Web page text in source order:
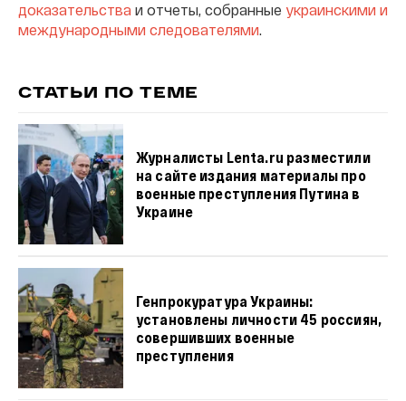
доказательства и отчеты, собранные украинскими и
международными следователями.
СТАТЬИ ПО ТЕМЕ
Журналисты Lenta.ru разместили
на сайте издания материалы про
военные преступления Путина в
Украине
Генпрокуратура Украины:
установлены личности 45 россиян,
совершивших военные
преступления